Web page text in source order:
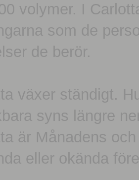
volymer. I
som de
de berör.
växer ständigt.
syns längre
är Månadens
eller okända